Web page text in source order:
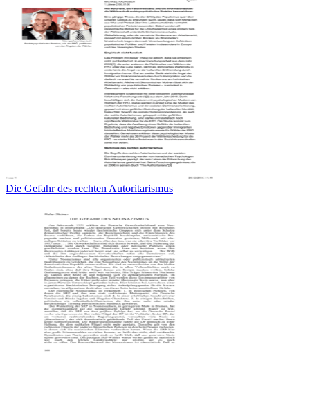
Die Gefahr des rechten Autoritarismus